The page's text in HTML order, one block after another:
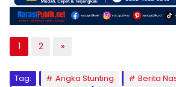
1 2 »
Tag: Angka Stunting
Berita